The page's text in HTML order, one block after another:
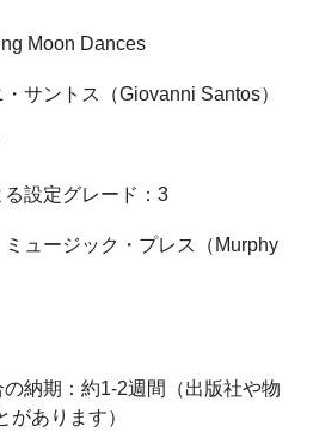
Moon Dances
サントス（Giovanni Santos）
設定グレード：3
ュージック・プレス（Murphy
納期：約1-2週間（出版社や物
あります）